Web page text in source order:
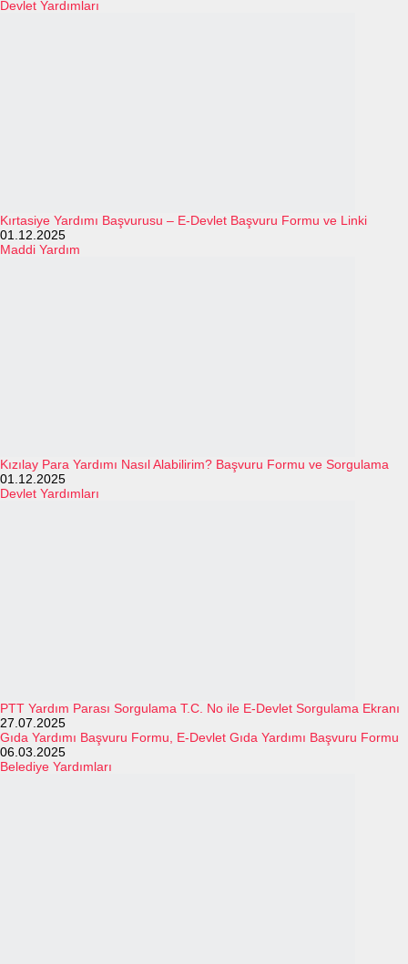
Devlet Yardımları
Kırtasiye Yardımı Başvurusu – E-Devlet Başvuru Formu ve Linki
01.12.2025
Maddi Yardım
Kızılay Para Yardımı Nasıl Alabilirim? Başvuru Formu ve Sorgulama
01.12.2025
Devlet Yardımları
PTT Yardım Parası Sorgulama T.C. No ile E-Devlet Sorgulama Ekranı
27.07.2025
Gıda Yardımı Başvuru Formu, E-Devlet Gıda Yardımı Başvuru Formu
06.03.2025
Belediye Yardımları